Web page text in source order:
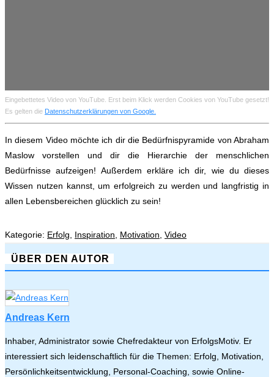
Eingebettetes Video von YouTube. Erst beim Klick werden Cookies von YouTube gesetzt!
Es gelten die Datenschutzerklärungen von Google.
In diesem Video möchte ich dir die Bedürfnispyramide von Abraham
Maslow vorstellen und dir die Hierarchie der menschlichen
Bedürfnisse aufzeigen! Außerdem erkläre ich dir, wie du dieses
Wissen nutzen kannst, um erfolgreich zu werden und langfristig in
allen Lebensbereichen glücklich zu sein!
Kategorie: Erfolg Inspiration Motivation Video
ÜBER DEN AUTOR
Andreas Kern
Inhaber, Administrator sowie Chefredakteur von ErfolgsMotiv. Er
interessiert sich leidenschaftlich für die Themen: Erfolg, Motivation,
Persönlichkeitsentwicklung, Personal-Coaching, sowie Online-